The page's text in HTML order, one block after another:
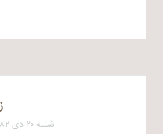
شنبه ۲۰ دی ۱۳۸۲ در ۳:۲۵ قبل از ظهر